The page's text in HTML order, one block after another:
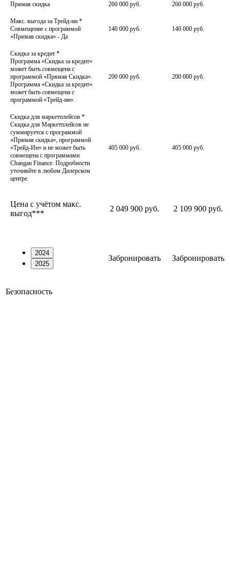
Прямая скидка 260 000 руб. 260 000 руб.
Макс. выгода за Трейд-ин *
Совмещение с программой
«Прямая скидка» - Да
140 000 руб. 140 000 руб.
Скидка за кредит *
Программа «Скидка за кредит»
может быть совмещена с
программой «Прямая Скидка».
Программа «Скидка за кредит»
может быть совмещена с
программой «Трейд-ин».
200 000 руб. 200 000 руб.
Скидка для маркетплейсов *
Скидка для Маркетплейсов не
суммируется с программой
«Прямая скидка», программой
«Трейд-Ин» и не может быть
совмещена с программами
Changan Finance. Подробности
уточняйте в любом Дилерском
центре.
405 000 руб. 405 000 руб.
Цена с учётом макс.
выгод***
2 049 900 руб. 2 109 900 руб.
2024
2025
Забронировать Забронировать
Безопасность